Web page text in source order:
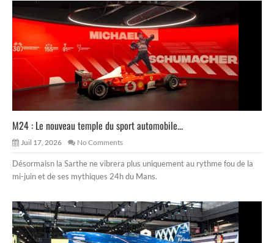
M24 : Le nouveau temple du sport automobile...
Juil 17, 2026 No Comments
Désormaisn la Sarthe ne vibrera plus uniquement au rythme fou de la
mi-juin et de ses mythiques 24h du Mans.